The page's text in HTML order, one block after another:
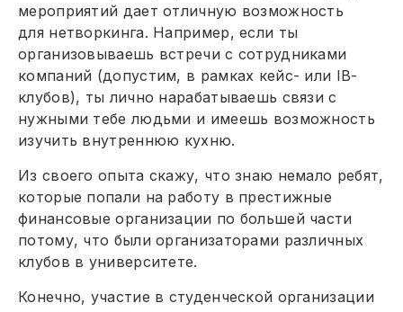
мероприятий дает отличную возможность
для нетворкинга. Например, если ты
организовываешь встречи с сотрудниками
компаний (допустим, в рамках кейс- или IB-
клубов), ты лично нарабатываешь связи с
нужными тебе людьми и имеешь возможность
изучить внутреннюю кухню.
Из своего опыта скажу, что знаю немало ребят,
которые попали на работу в престижные
финансовые организации по большей части
потому, что были организаторами различных
клубов в университете.
Конечно, участие в студенческой организации